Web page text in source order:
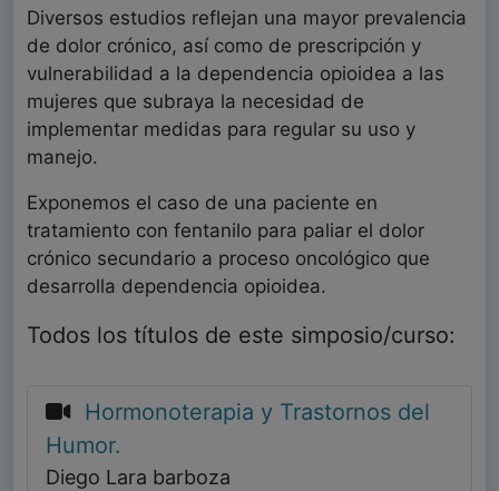
Diversos estudios reflejan una mayor prevalencia
de dolor crónico, así como de prescripción y
vulnerabilidad a la dependencia opioidea a las
mujeres que subraya la necesidad de
implementar medidas para regular su uso y
manejo.
Exponemos el caso de una paciente en
tratamiento con fentanilo para paliar el dolor
crónico secundario a proceso oncológico que
desarrolla dependencia opioidea.
Todos los títulos de este simposio/curso:
Hormonoterapia y Trastornos del
Humor.
Diego Lara barboza